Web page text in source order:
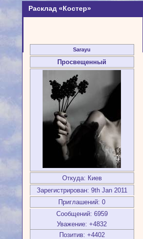
Расклад «Костер»
Sarayu
Просвещенный
Откуда: Киев
Зарегистрирован: 9th Jan 2011
Приглашений: 0
Сообщений: 6959
Уважение: +4832
Позитив: +4402